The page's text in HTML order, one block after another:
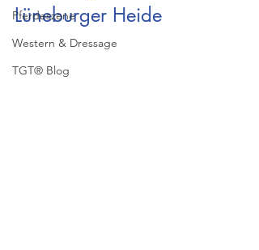
Pferdeszene
Western & Dressage
TGT® Blog
Lüneburger Heide